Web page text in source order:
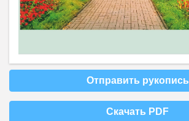
Отправить рукопись
Скачать PDF